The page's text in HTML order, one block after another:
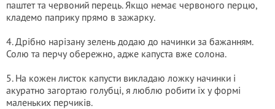
паштет та червоний перець. Якщо немає червоного перцю,
кладемо паприку прямо в зажарку.
4. Дрібно нарізану зелень додаю до начинки за бажанням.
Солю та перчу обережно, адже капуста вже солона.
5. На кожен листок капусти викладаю ложку начинки і
акуратно загортаю голубці, я люблю робити їх у формі
маленьких перчиків.